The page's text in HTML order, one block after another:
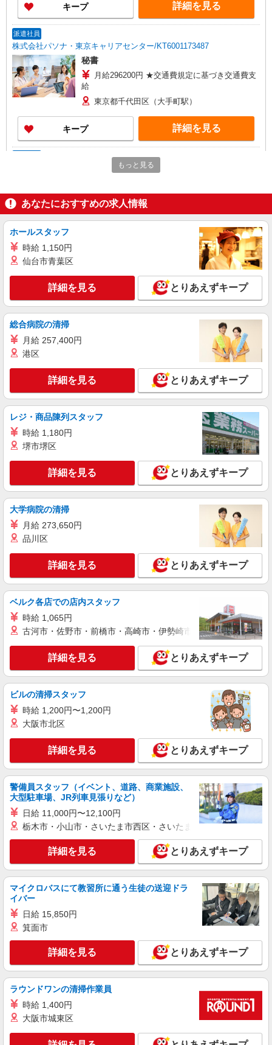
キープ 詳細を見る
派遣社員
株式会社パソナ・東京キャリアセンター/KT6001173487
秘書
月給296200円 ★交通費規定に基づき交通費支
給
東京都千代田区（大手町駅）
キープ 詳細を見る
株式会社パソナ・東京キャリアセンター/KT6001175050
時給1800円 月収例：252000円 ★交通費規定に
基づき交通費支給
東京都千代田区（東京駅）
キープ 詳細を見る
派遣社員
株式会社パソナ・東京キャリアセンター/KT6001177907
秘書/一般事務
月給284900円 ★交通費規定に基づき交通費支
キープ 詳細を見る
派遣社員
株式会社パソナ・東京キャリアセンター/KT600117584801
月給334200円 ★交通費規定に基づき交通費支
東京都千代田区（赤坂見附駅）
キープ 詳細を見る
派遣社員
株式会社パソナ・東京キャリアセンター/KT6001176244
月給286300円 ★交通費規定に基づき交通費支
給
東京都千代田区（東京駅）
キープ 詳細を見る
派遣社員
株式会社パソナ・東京キャリアセンター/KT600117766201
秘書/一般事務
給
東京都千代田区（東京メトロ千代田線二重橋前
キープ 詳細を見る
派遣社員
株式会社パソナ・東京キャリアセンター/KT6001178738
秘書/一般事務
月給319200円 ★交通費規定に基づき交通費支
東京都千代田区（都営三田線内幸町駅）
詳細を見る
派遣社員
株式会社パソナ・東京キャリアセンター/KT6001175023
月給283400円 ★交通費規定に基づき交通費支
給
東京都千代田区（東京駅）
キープ
派遣社員
株式会社パソナ・東京キャリアセンター/KT600115169403
もっと見る
あなたにおすすめの求人情報
ホールスタッフ
時給 1,150円
仙台市青葉区
詳細を見る とりあえずキープ
総合病院の清掃
月給 257,400円
港区
詳細を見る とりあえずキープ
レジ・商品陳列スタッフ
時給 1,180円
堺市堺区
詳細を見る とりあえずキープ
大学病院の清掃
月給 273,650円
品川区
詳細を見る とりあえずキープ
ベルク各店での店内スタッフ
時給 1,065円
古河市・佐野市・前橋市・高崎市・伊勢崎市・太田市・館林市
詳細を見る とりあえずキープ
ビルの清掃スタッフ
時給 1,200円〜1,200円
大阪市北区
詳細を見る とりあえずキープ
警備員スタッフ（イベント、道路、商業施設、
大型駐車場、JR列車見張りなど）
日給 11,000円〜12,100円
栃木市・小山市・さいたま市西区・さいたま市岩槻区・久喜市・
詳細を見る とりあえずキープ
マイクロバスにて教習所に通う生徒の送迎ドラ
イバー
日給 15,850円
箕面市
詳細を見る とりあえずキープ
ラウンドワンの清掃作業員
時給 1,400円
大阪市城東区